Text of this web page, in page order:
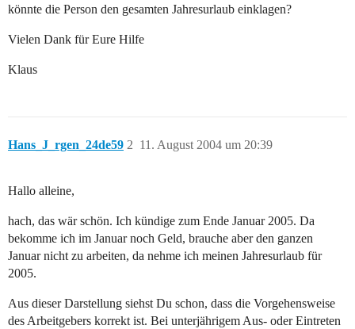
könnte die Person den gesamten Jahresurlaub einklagen?
Vielen Dank für Eure Hilfe
Klaus
Hans_J_rgen_24de59 11. August 2004 um 20:39
2
Hallo alleine,
hach, das wär schön. Ich kündige zum Ende Januar 2005. Da
bekomme ich im Januar noch Geld, brauche aber den ganzen
Januar nicht zu arbeiten, da nehme ich meinen Jahresurlaub für
2005.
Aus dieser Darstellung siehst Du schon, dass die Vorgehensweise
des Arbeitgebers korrekt ist. Bei unterjährigem Aus- oder Eintreten